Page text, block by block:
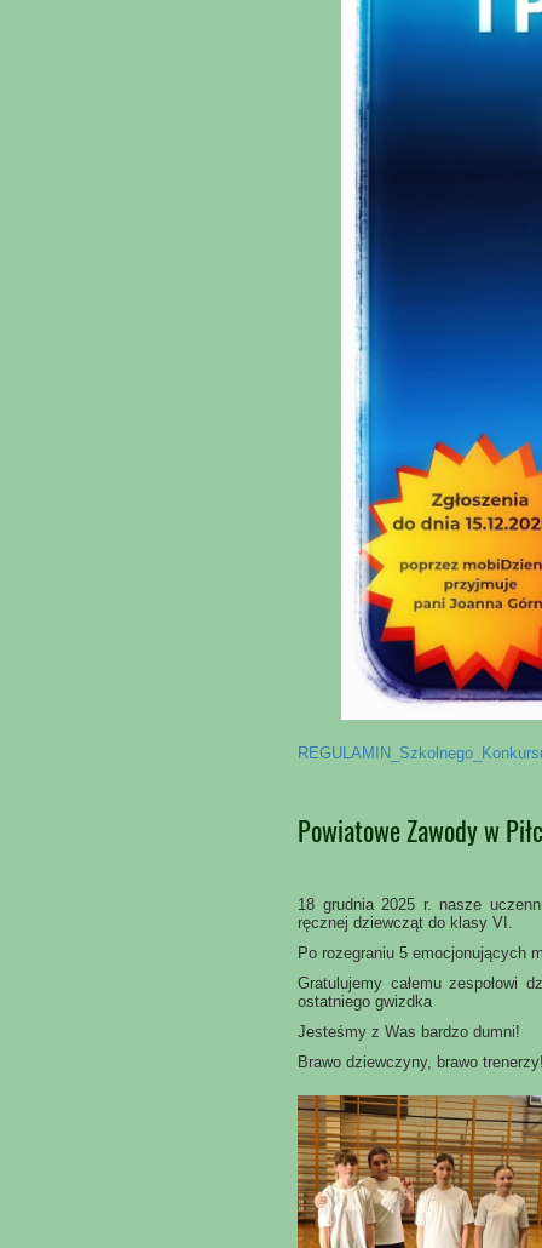
Powiatowe Zawody w
18 grudnia 2025 r. nasze
ręcznej dziewcząt do klasy VI.
Po rozegraniu 5 emocjonujących
Gratulujemy całemu zespołowi
ostatniego gwizdka
Jesteśmy z Was bardzo dumni!
Brawo dziewczyny, brawo